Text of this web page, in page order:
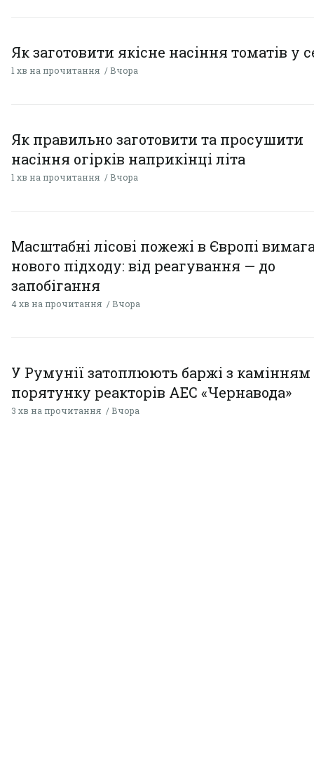
Як заготовити якісне насіння томатів у
1 хв на прочитання Вчора
Як правильно заготовити та просушити
насіння огірків наприкінці літа
1 хв на прочитання Вчора
Масштабні лісові пожежі в Європі
нового підходу: від реагування — до
запобігання
4 хв на прочитання Вчора
У Румунії затоплюють баржі з
порятунку реакторів АЕС «Чернавода»
3 хв на прочитання Вчора